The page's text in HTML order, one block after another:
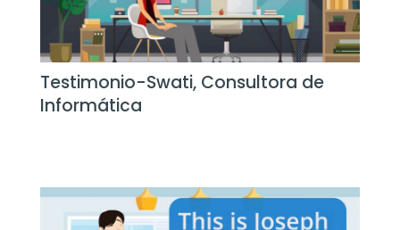
Testimonio-Swati, Consultora de
Informática